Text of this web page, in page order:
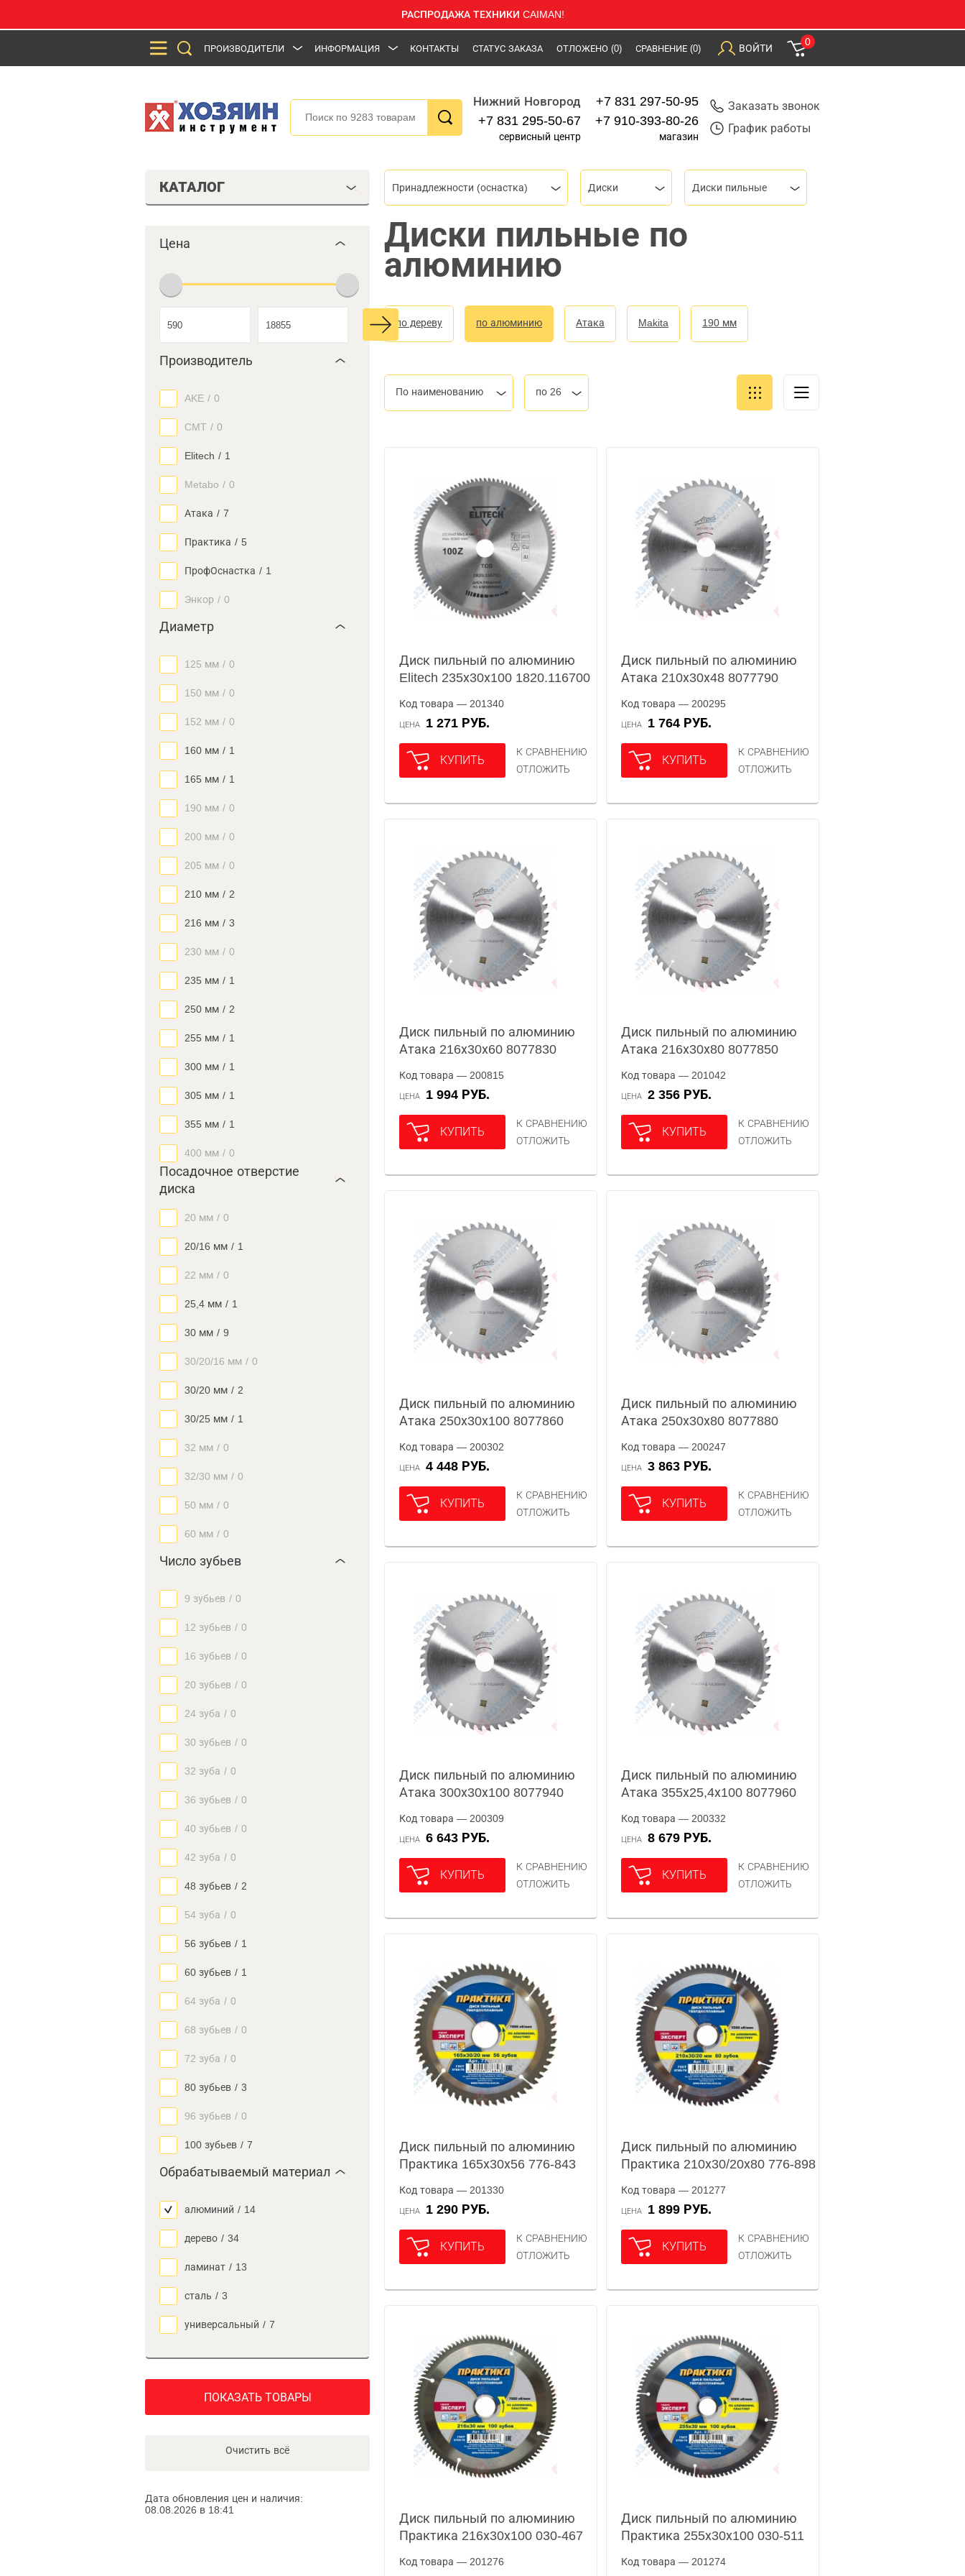
РАСПРОДАЖА ТЕХНИКИ CAIMAN!
ПРОИЗВОДИТЕЛИ ИНФОРМАЦИЯ КОНТАКТЫ СТАТУС ЗАКАЗА ОТЛОЖЕНО (0) СРАВНЕНИЕ (0) ВОЙТИ
0
Нижний Новгород
+7 831 295-50-67
сервисный центр
+7 831 297-50-95
+7 910-393-80-26
магазин
Заказать звонок
График работы
КАТАЛОГ
Цена
Производитель
AKE / 0
CMT / 0
Elitech / 1
Metabo / 0
Атака / 7
Практика / 5
ПрофОснастка / 1
Энкор / 0
Диаметр
125 мм / 0
150 мм / 0
152 мм / 0
160 мм / 1
165 мм / 1
190 мм / 0
200 мм / 0
205 мм / 0
210 мм / 2
216 мм / 3
230 мм / 0
235 мм / 1
250 мм / 2
255 мм / 1
300 мм / 1
305 мм / 1
355 мм / 1
400 мм / 0
Посадочное отверстие
диска
20 мм / 0
20/16 мм / 1
22 мм / 0
25,4 мм / 1
30 мм / 9
30/20/16 мм / 0
30/20 мм / 2
30/25 мм / 1
32 мм / 0
32/30 мм / 0
50 мм / 0
60 мм / 0
Число зубьев
9 зубьев / 0
12 зубьев / 0
16 зубьев / 0
20 зубьев / 0
24 зуба / 0
30 зубьев / 0
32 зуба / 0
36 зубьев / 0
40 зубьев / 0
42 зуба / 0
48 зубьев / 2
54 зуба / 0
56 зубьев / 1
60 зубьев / 1
64 зуба / 0
68 зубьев / 0
72 зуба / 0
80 зубьев / 3
96 зубьев / 0
100 зубьев / 7
Обрабатываемый материал
алюминий / 14
дерево / 34
ламинат / 13
сталь / 3
универсальный / 7
ПОКАЗАТЬ ТОВАРЫ
Очистить всё
Дата обновления цен и наличия:
08.08.2026 в 18:41
Принадлежности (оснастка) Диски Диски пильные
Диски пильные по
алюминию
по дереву по алюминию Атака Makita 190 мм
По наименованию по 26
Диск пильный по алюминию
Elitech 235х30х100 1820.116700
Код товара — 201340
ЦЕНА 1 271 РУБ.
КУПИТЬ
К СРАВНЕНИЮ
ОТЛОЖИТЬ
Диск пильный по алюминию
Атака 210х30х48 8077790
Код товара — 200295
ЦЕНА 1 764 РУБ.
КУПИТЬ
К СРАВНЕНИЮ
ОТЛОЖИТЬ
Диск пильный по алюминию
Атака 216х30х60 8077830
Код товара — 200815
ЦЕНА 1 994 РУБ.
КУПИТЬ
К СРАВНЕНИЮ
ОТЛОЖИТЬ
Диск пильный по алюминию
Атака 216х30х80 8077850
Код товара — 201042
ЦЕНА 2 356 РУБ.
КУПИТЬ
К СРАВНЕНИЮ
ОТЛОЖИТЬ
Диск пильный по алюминию
Атака 250х30х100 8077860
Код товара — 200302
ЦЕНА 4 448 РУБ.
КУПИТЬ
К СРАВНЕНИЮ
ОТЛОЖИТЬ
Диск пильный по алюминию
Атака 250х30х80 8077880
Код товара — 200247
ЦЕНА 3 863 РУБ.
КУПИТЬ
К СРАВНЕНИЮ
ОТЛОЖИТЬ
Диск пильный по алюминию
Атака 300х30х100 8077940
Код товара — 200309
ЦЕНА 6 643 РУБ.
КУПИТЬ
К СРАВНЕНИЮ
ОТЛОЖИТЬ
Диск пильный по алюминию
Атака 355х25,4х100 8077960
Код товара — 200332
ЦЕНА 8 679 РУБ.
КУПИТЬ
К СРАВНЕНИЮ
ОТЛОЖИТЬ
Диск пильный по алюминию
Практика 165х30х56 776-843
Код товара — 201330
ЦЕНА 1 290 РУБ.
КУПИТЬ
К СРАВНЕНИЮ
ОТЛОЖИТЬ
Диск пильный по алюминию
Практика 210х30/20х80 776-898
Код товара — 201277
ЦЕНА 1 899 РУБ.
КУПИТЬ
К СРАВНЕНИЮ
ОТЛОЖИТЬ
Диск пильный по алюминию
Практика 216х30х100 030-467
Код товара — 201276
Диск пильный по алюминию
Практика 255х30х100 030-511
Код товара — 201274